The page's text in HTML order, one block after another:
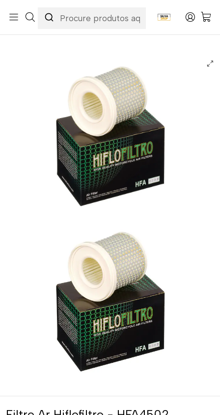
Manutenção & Consumíveis
Filtros Filtros Ar
Hiflofiltro
Filtro Ar Hiflofiltro - HFA4502 Yamaha XV535 Virago